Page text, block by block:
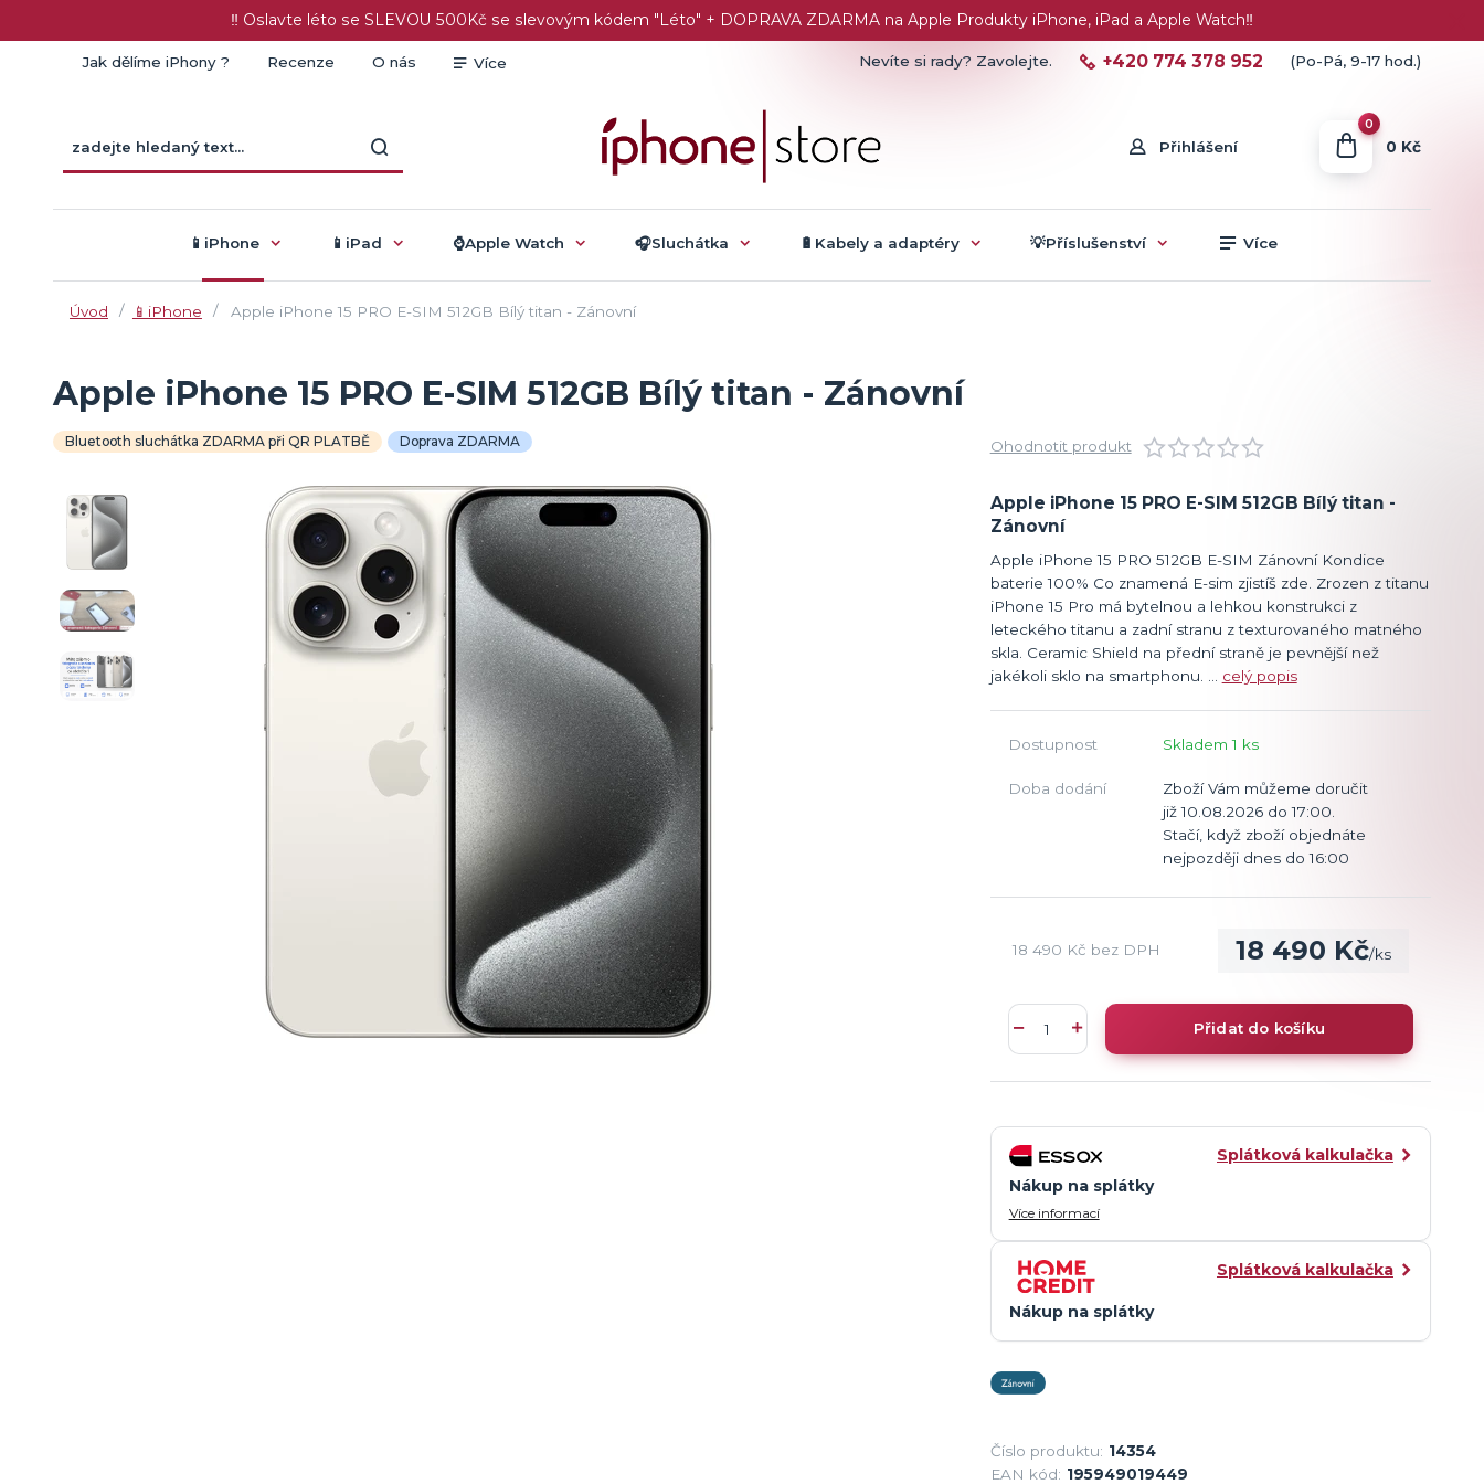
‼️ Oslavte léto se SLEVOU 500Kč se slevovým kódem "Léto" + DOPRAVA ZDARMA na Apple Produkty iPhone, iPad a Apple Watch‼️
Jak dělíme iPhony ? Recenze O nás Více
Přihlášení
Nevíte si rady? Zavolejte. +420 774 378 952 (Po-Pá, 9-17 hod.)
0
0 Kč
📱iPhone 📱iPad ⌚️Apple Watch 🎧Sluchátka 🔋Kabely a adaptéry 💡Příslušenství Více
Úvod 📱iPhone Apple iPhone 15 PRO E-SIM 512GB Bílý titan - Zánovní
Apple iPhone 15 PRO E-SIM 512GB Bílý titan - Zánovní
Bluetooth sluchátka ZDARMA při QR PLATBĚ Doprava ZDARMA Ohodnotit produkt
Apple iPhone 15 PRO E-SIM 512GB Bílý titan -
Zánovní
Apple iPhone 15 PRO 512GB E-SIM Zánovní Kondice
baterie 100% Co znamená E-sim zjistíš zde. Zrozen z titanu
iPhone 15 Pro má bytelnou a lehkou konstrukci z
leteckého titanu a zadní stranu z texturovaného matného
skla. Ceramic Shield na přední straně je pevnější než
jakékoli sklo na smartphonu. ... celý popis
Dostupnost Skladem 1 ks
Doba dodání
Zboží Vám můžeme doručit
již 10.08.2026 do 17:00.
Stačí, když zboží objednáte
nejpozději dnes do 16:00
18 490 Kč/ks
18 490 Kč bez DPH
Přidat do košíku
Splátková kalkulačka
Nákup na splátky
Více informací
Splátková kalkulačka
Nákup na splátky
Číslo produktu: 14354
EAN kód: 195949019449